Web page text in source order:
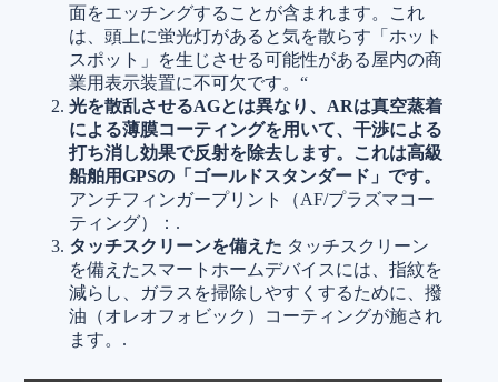
面をエッチングすることが含まれます。これ
は、頭上に蛍光灯があると気を散らす「ホット
スポット」を生じさせる可能性がある屋内の商
業用表示装置に不可欠です。“
光を散乱させるAGとは異なり、ARは真空蒸着
による薄膜コーティングを用いて、干渉による
打ち消し効果で反射を除去します。これは高級
船舶用GPSの「ゴールドスタンダード」です。
アンチフィンガープリント（AF/プラズマコー
ティング）：.
タッチスクリーンを備えた タッチスクリーン
を備えたスマートホームデバイスには、指紋を
減らし、ガラスを掃除しやすくするために、撥
油（オレオフォビック）コーティングが施され
ます。.